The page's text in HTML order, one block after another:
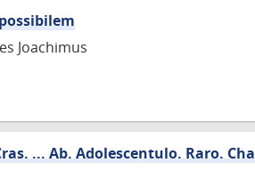
Joachimus
... Ab. Adolescentulo. Raro.